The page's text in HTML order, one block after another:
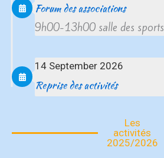
Forum des associations
9h00-13h00 salle des sports
14 September 2026
Reprise des activités
Les
activités
2025/2026